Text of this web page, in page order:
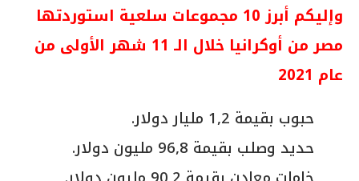
وإليكم أبرز 10 مجموعات سلعية استوردتها
مصر من أوكرانيا خلال الـ 11 شهر الأولى من
عام 2021
حبوب بقيمة 1,2 مليار دولار.
حديد وصلب بقيمة 96,8 مليون دولار.